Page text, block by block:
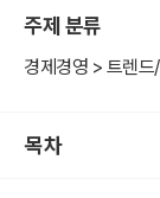
주제 분류
경제경영 > 트렌
목차